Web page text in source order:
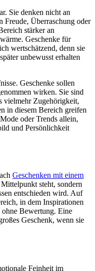
Sie denken nicht an
Freude, Überraschung oder
stärker an
Geschenke für
wertschätzend, denn sie
unbewusst erhalten
Geschenke sollen
wirken. Sie sind
vielmehr Zugehörigkeit,
in diesem Bereich greifen
oder Trends allein,
und Persönlichkeit
Geschenken mit einem
steht, sondern
entschieden wird. Auf
in dem Inspirationen
Bewertung. Eine
Geschenk, wenn sie
Feinheit im